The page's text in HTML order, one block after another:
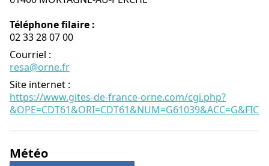
Téléphone filaire :
02 33 28 07 00
Courriel :
resa@orne.fr
Site internet :
https://www.gites-de-france-orne.com/cgi.php?
Météo